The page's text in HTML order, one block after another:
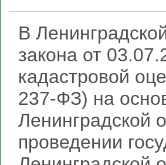
В
закона от
кадастровой
237‑ФЗ) на
Ленинградской
проведении